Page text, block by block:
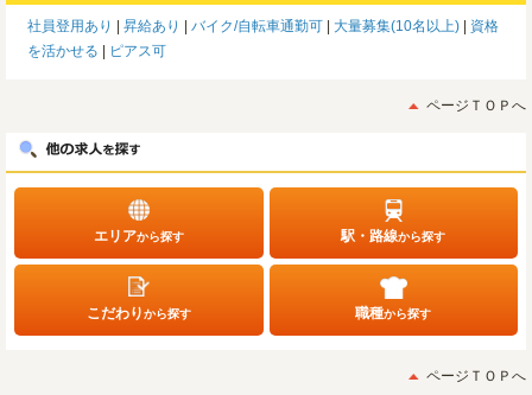
社員登用あり 昇給あり バイク/自転車通勤可 大量募集(10名以上)
資格
を活かせる
ピアス可
ページＴＯＰへ
エリアから探す 駅・路線から探す
こだわりから探す 職種から探す
ページＴＯＰへ